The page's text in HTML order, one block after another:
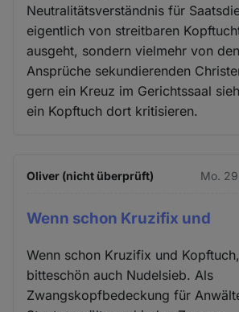
Neutralitätsverständnis für
eigentlich von streitbaren
ausgeht, sondern vielmehr von
Ansprüche sekundierenden
gern ein Kreuz im Gerichtssaal
ein Kopftuch dort kritisieren.
Oliver (nicht überprüft) Mo.
Wenn schon Kruzifix und
Wenn schon Kruzifix und
bitteschön auch Nudelsieb. Als
Zwangskopfbedeckung für